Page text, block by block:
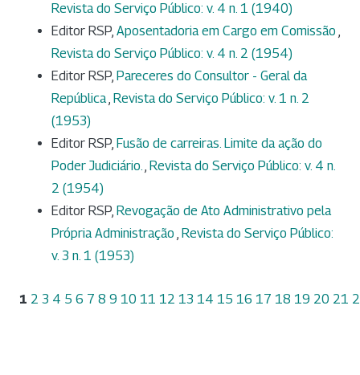
Revista do Serviço Público: v. 4 n. 1 (1940)
Editor RSP, Aposentadoria em Cargo em Comissão ,
Revista do Serviço Público: v. 4 n. 2 (1954)
Editor RSP, Pareceres do Consultor - Geral da
República, Revista do Serviço Público: v. 1 n. 2
(1953)
Editor RSP, Fusão de carreiras. Limite da ação do
Poder Judiciário., Revista do Serviço Público: v. 4 n.
2 (1954)
Editor RSP, Revogação de Ato Administrativo pela
Própria Administração , Revista do Serviço Público:
v. 3 n. 1 (1953)
1 2 3 4 5 6 7 8 9 10 11 12 13 14 15 16 17 18 19 20 21